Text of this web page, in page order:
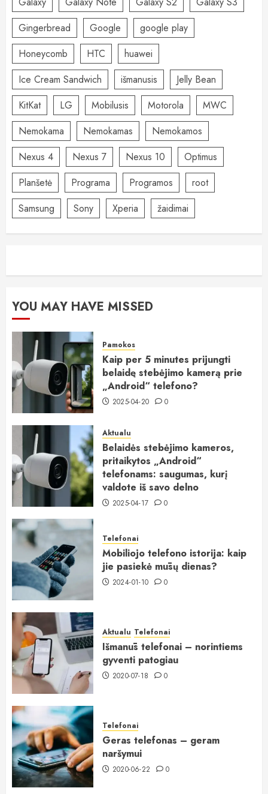
Gingerbread
Google
google play
Honeycomb
HTC
huawei
Ice Cream Sandwich
išmanusis
Jelly Bean
KitKat
LG Mobilusis Motorola
MWC
Nemokama
Nemokamas
Nemokamos
Nexus 4
Nexus 7 Nexus 10
Optimus
Planšetė
Programa Programos
root
Samsung
Sony Xperia žaidimai
YOU MAY HAVE MISSED
Pamokos
Kaip per 5 minutes prijungti
belaidę stebėjimo kamerą prie
„Android“ telefono?
2025-04-20 0
Aktualu
Belaidės stebėjimo kameros,
pritaikytos „Android“
telefonams: saugumas, kurį
valdote iš savo delno
2025-04-17 0
Telefonai
Mobiliojo telefono istorija: kaip
jie pasiekė mūsų dienas?
2024-01-10 0
Aktualu Telefonai
Išmanūs telefonai – norintiems
gyventi patogiau
2020-07-18 0
Telefonai
Geras telefonas – geram
naršymui
2020-06-22 0